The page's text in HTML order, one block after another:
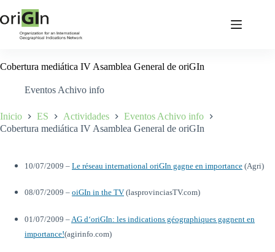
Cobertura mediática IV Asamblea General de oriGIn
Eventos Achivo info
Inicio ES Actividades
Eventos Achivo info
Cobertura mediática IV Asamblea General de oriGIn
10/07/2009 – Le réseau international oriGIn gagne en importance (Agri)
08/07/2009 – oiGIn in the TV (lasprovinciasTV.com)
01/07/2009 – AG d‘oriGIn: les indications géographiques gagnent en
importance!(agirinfo.com)